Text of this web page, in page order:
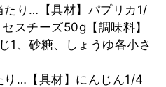
たり…【具材】パプリカ1/
スチーズ50g【調味料】
1、砂糖、しょうゆ各小さ
り…【具材】にんじん1/4